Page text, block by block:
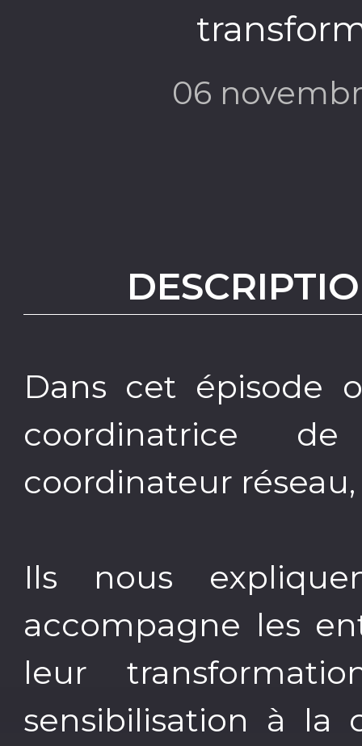
06
Dans cet épisode
coordinatrice
coordinateur
Ils nous
accompagne les
leur
sensibilisation à la